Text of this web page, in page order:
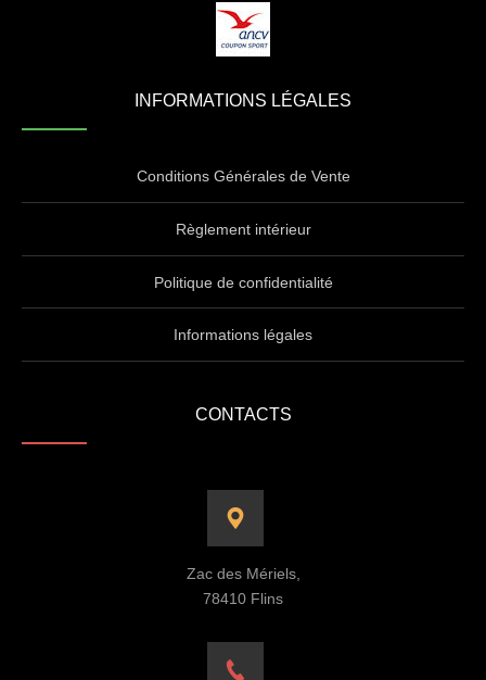
INFORMATIONS LÉGALES
Conditions Générales de Vente
Règlement intérieur
Politique de confidentialité
Informations légales
CONTACTS
Zac des Mériels,
78410 Flins